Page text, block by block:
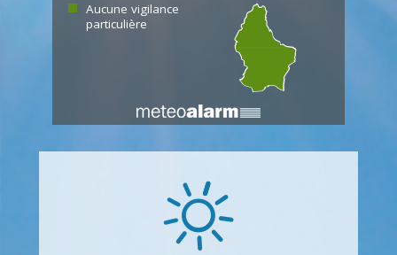
Aucune vigilance
particulière